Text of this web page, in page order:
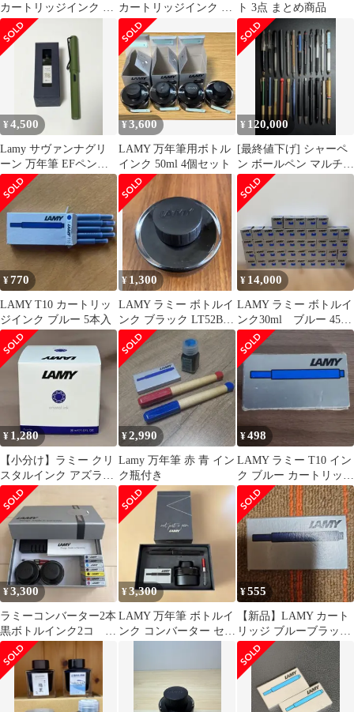
カートリッジインク ブ
ルー 1箱5本入り×2箱セ
ット LT10BL [並行輸入
品]
カートリッジインク ブ
ルー 1箱5本入り×2箱セ
ット LT10BL [並行輸入
品]
ト 3点 まとめ商品
¥4,500
Lamy サヴァンナグリ
ーン 万年筆 EFペン
カキモリインク
¥3,600
LAMY 万年筆用ボトル
インク 50ml 4個セット
¥ 120,000
[最終値下げ] シャーペ
ン ボールペン マルチペ
ン まとめ売り
¥770
LAMY T10 カートリッ
ジインク ブルー 5本入
¥ 1,300
LAMY ラミー ボトルイ
ンク ブラック LT52BK
50ml
¥ 14,000
LAMY ラミー ボトルイ
ンク30ml ブルー 45個
セット
¥ 1,280
【小分け】ラミー クリ
スタルインク アズライ
ト 5ml
¥2,990
Lamy 万年筆 赤 青 イン
ク瓶付き
¥498
LAMY ラミー T10 イン
ク ブルー カートリッジ
（5本入り）
¥3,300
ラミーコンバーター2本
黒ボトルインク2コ ラ
ミー万年筆赤 イン
ク色々
¥3,300
LAMY 万年筆 ボトルイ
ンク コンバーター セッ
¥555
【新品】LAMY カート
リッジ ブルーブラック
5本入